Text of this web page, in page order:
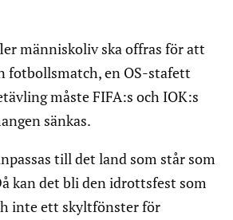
människoliv ska offras för att
fotbollsmatch, en OS-stafett
måste FIFA:s och IOK:s
sänkas.
till det land som står som
kan det bli den idrottsfest som
inte ett skyltfönster för